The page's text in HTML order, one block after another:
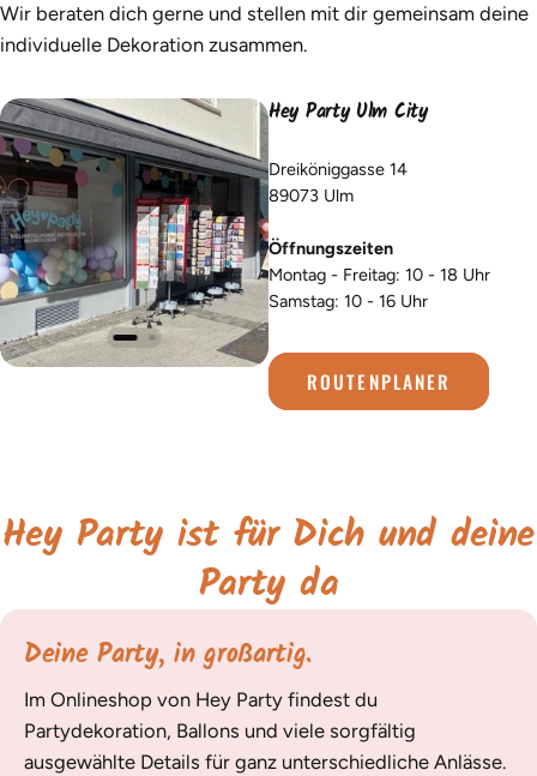
Wir beraten dich gerne und stellen mit dir gemeinsam deine
individuelle Dekoration zusammen.
Hey Party Ulm City
Dreiköniggasse 14
89073 Ulm
Öffnungszeiten
Montag - Freitag: 10 - 18 Uhr
Samstag: 10 - 16 Uhr
ROUTENPLANER
Hey Party ist für Dich und deine
Party da
Deine Party, in großartig.
Im Onlineshop von Hey Party findest du
Partydekoration, Ballons und viele sorgfältig
ausgewählte Details für ganz unterschiedliche Anlässe.